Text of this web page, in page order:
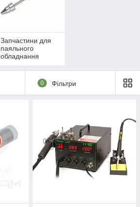
Запчастини для
паяльного
обладнання
0 Фільтри